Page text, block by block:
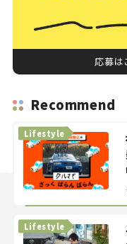
応募は
Recommend
Lifestyle
Lifestyle